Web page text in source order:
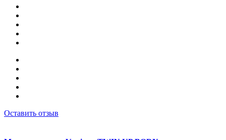
Оставить отзыв